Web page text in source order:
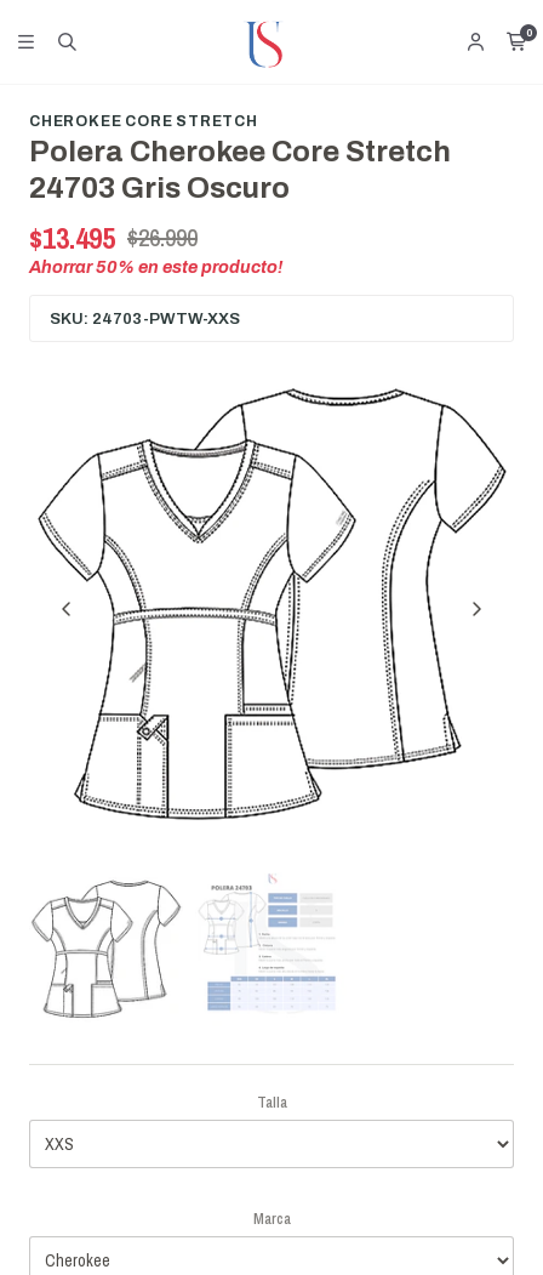
0
CHEROKEE CORE STRETCH
Polera Cherokee Core Stretch
24703 Gris Oscuro
$13.495 $26.990
Ahorrar50% en este producto!
SKU: 24703-PWTW-XXS
Talla
Marca